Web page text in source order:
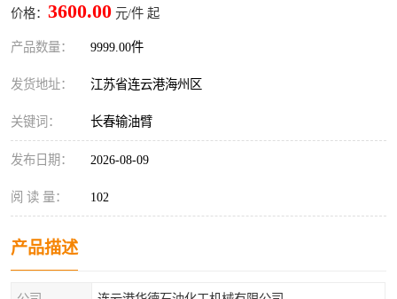
价格： 3600.00 元/件 起
产品数量： 9999.00件
发货地址： 江苏省连云港海州区
关键词： 长春输油臂
发布日期： 2026-08-09
阅 读 量： 102
产品描述